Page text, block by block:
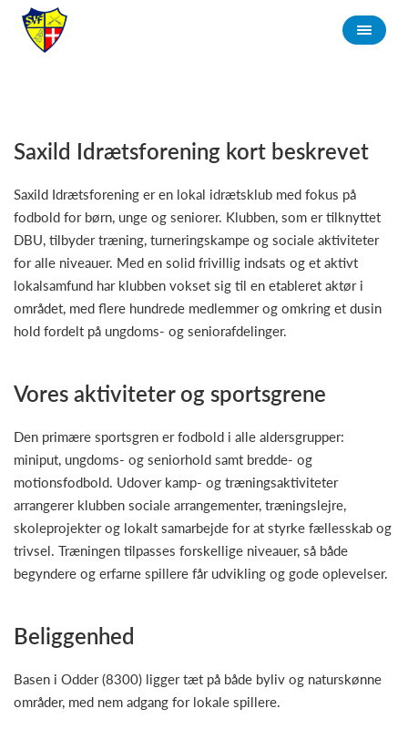
Saxild Idrætsforening kort beskrevet
Saxild Idrætsforening er en lokal idrætsklub med fokus på
fodbold for børn, unge og seniorer. Klubben, som er tilknyttet
DBU, tilbyder træning, turneringskampe og sociale aktiviteter
for alle niveauer. Med en solid frivillig indsats og et aktivt
lokalsamfund har klubben vokset sig til en etableret aktør i
området, med flere hundrede medlemmer og omkring et dusin
hold fordelt på ungdoms- og seniorafdelinger.
Vores aktiviteter og sportsgrene
Den primære sportsgren er fodbold i alle aldersgrupper:
miniput, ungdoms- og seniorhold samt bredde- og
motionsfodbold. Udover kamp- og træningsaktiviteter
arrangerer klubben sociale arrangementer, træningslejre,
skoleprojekter og lokalt samarbejde for at styrke fællesskab og
trivsel. Træningen tilpasses forskellige niveauer, så både
begyndere og erfarne spillere får udvikling og gode oplevelser.
Beliggenhed
Basen i Odder (8300) ligger tæt på både byliv og naturskønne
områder, med nem adgang for lokale spillere.